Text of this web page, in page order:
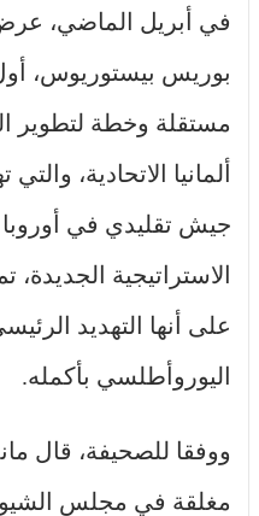
في أبريل الماضي، عرض
بوريس بيستوريوس،
مستقلة وخطة لتطوير
ألمانيا الاتحادية،
الاستراتيجية
على أنها التهديد
اليوروأطلسي بأكمله.
ووفقا للصحيفة، قال
مغلقة في مجلس